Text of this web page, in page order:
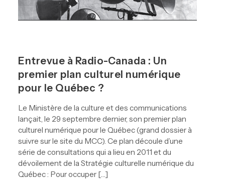
Entrevue à Radio-Canada : Un
premier plan culturel numérique
pour le Québec ?
Le Ministère de la culture et des communications
lançait, le 29 septembre dernier, son premier plan
culturel numérique pour le Québec (grand dossier à
suivre sur le site du MCC). Ce plan découle d’une
série de consultations qui a lieu en 2011 et du
dévoilement de la Stratégie culturelle numérique du
Québec : Pour occuper […]